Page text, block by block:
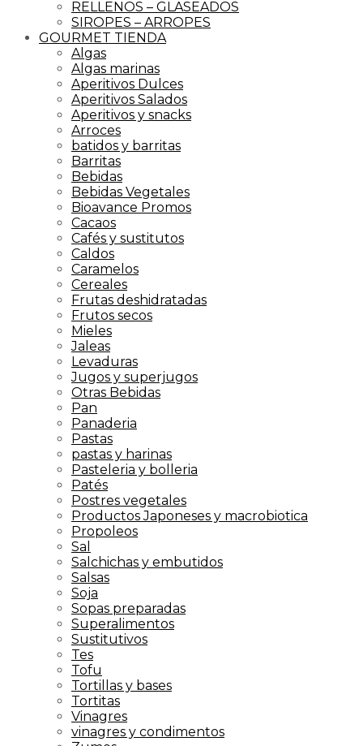
RELLENOS – GLASEADOS
SIROPES – ARROPES
GOURMET TIENDA
Algas
Algas marinas
Aperitivos Dulces
Aperitivos Salados
Aperitivos y snacks
Arroces
batidos y barritas
Barritas
Bebidas
Bebidas Vegetales
Bioavance Promos
Cacaos
Cafés y sustitutos
Caldos
Caramelos
Cereales
Frutas deshidratadas
Frutos secos
Mieles
Jaleas
Levaduras
Jugos y superjugos
Otras Bebidas
Pan
Panaderia
Pastas
pastas y harinas
Pasteleria y bolleria
Patés
Postres vegetales
Productos Japoneses y macrobiotica
Propoleos
Sal
Salchichas y embutidos
Salsas
Soja
Sopas preparadas
Superalimentos
Sustitutivos
Tes
Tofu
Tortillas y bases
Tortitas
Vinagres
vinagres y condimentos